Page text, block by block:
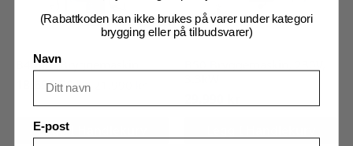
B40pro Bryggemaskin
Opprinnelig
pris
var:
21.990 kr.
18.691,50kr
Nåværende
pris
18.691,50 kr.
Legg I Handlekurv
(Rabattkoden kan ikke brukes på varer under kategori
brygging eller på tilbudsvarer)
Navn
E-post